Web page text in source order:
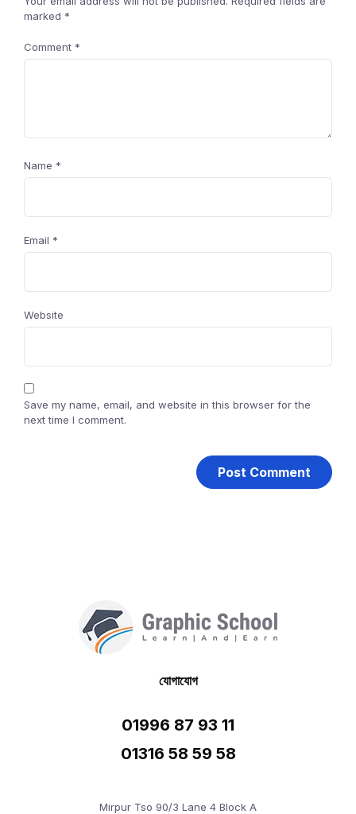
marked *
Comment *
Name *
Email *
Website
Save my name, email, and website in this browser for the
next time I comment.
যোগাযোগ
01996 87 93 11
01316 58 59 58
Mirpur Tso 90/3 Lane 4 Block A